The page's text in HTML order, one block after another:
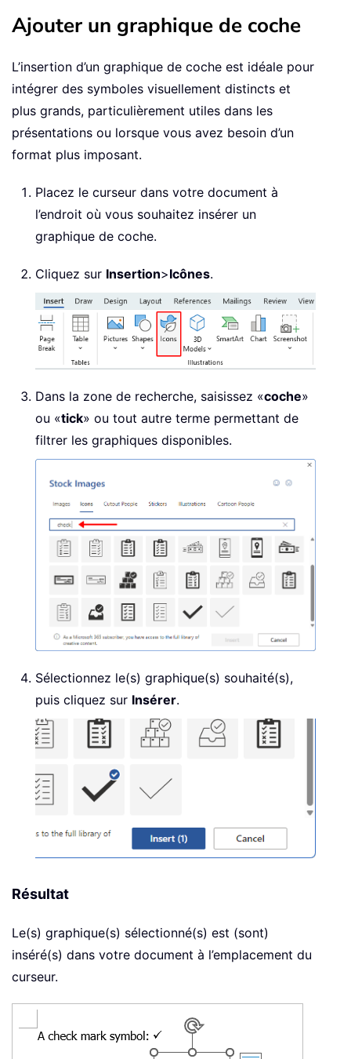
Ajouter un graphique de coche
L’insertion d’un graphique de coche est idéale pour
intégrer des symboles visuellement distincts et
plus grands, particulièrement utiles dans les
présentations ou lorsque vous avez besoin d’un
format plus imposant.
Placez le curseur dans votre document à
l’endroit où vous souhaitez insérer un
graphique de coche.
Cliquez sur Insertion>Icônes.
Dans la zone de recherche, saisissez «coche»
ou «tick» ou tout autre terme permettant de
filtrer les graphiques disponibles.
Sélectionnez le(s) graphique(s) souhaité(s),
puis cliquez sur Insérer.
Résultat
Le(s) graphique(s) sélectionné(s) est (sont)
inséré(s) dans votre document à l’emplacement du
curseur.